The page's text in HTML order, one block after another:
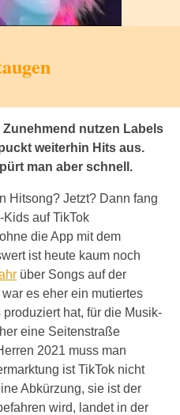
nutzen Labels
weiterhin Hits aus.
man aber schnell.
Hitsong? Jetzt? Dann fang
auf TikTok
die App mit dem
ist heute kaum noch
über Songs auf der
es eher ein mutiertes
hat, für die Musik-
eine Seitenstraße
2021 muss man
ist TikTok nicht
Abkürzung, sie ist der
wird, landet in der